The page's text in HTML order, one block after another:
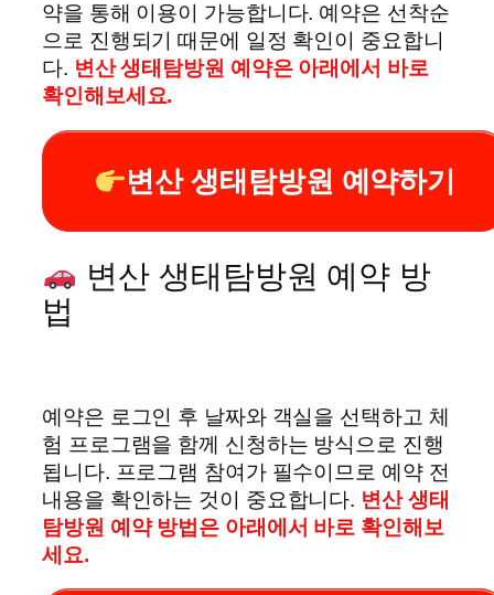
약을 통해 이용이 가능합니다. 예약은 선착순
으로 진행되기 때문에 일정 확인이 중요합니
다. 변산 생태탐방원 예약은 아래에서 바로
확인해보세요.
변산 생태탐방원 예약하기
변산 생태탐방원 예약 방
법
예약은 로그인 후 날짜와 객실을 선택하고 체
험 프로그램을 함께 신청하는 방식으로 진행
됩니다. 프로그램 참여가 필수이므로 예약 전
내용을 확인하는 것이 중요합니다. 변산 생태
탐방원 예약 방법은 아래에서 바로 확인해보
세요.